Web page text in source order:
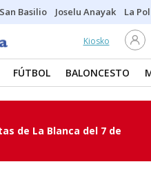
Basilio Joselu Anayak La
Kiosko
FÚTBOL BALONCESTO
de La Blanca del 7 de